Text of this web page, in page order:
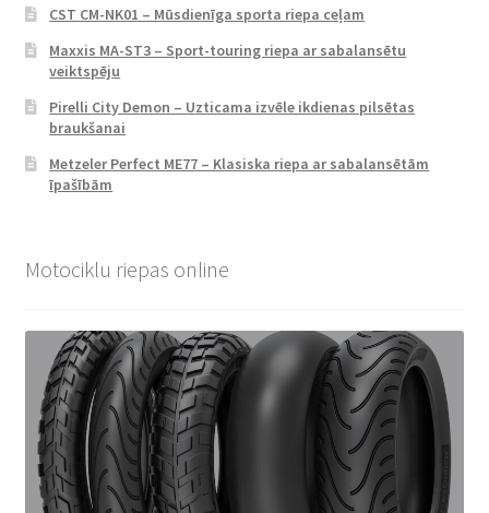
CST CM-NK01 – Mūsdienīga sporta riepa ceļam
Maxxis MA-ST3 – Sport-touring riepa ar sabalansētu
veiktspēju
Pirelli City Demon – Uzticama izvēle ikdienas pilsētas
braukšanai
Metzeler Perfect ME77 – Klasiska riepa ar sabalansētām
īpašībām
Motociklu riepas online